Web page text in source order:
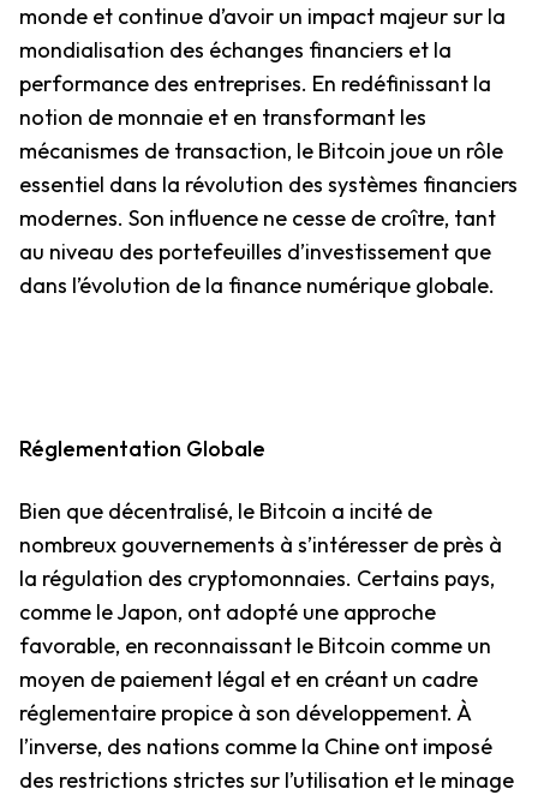
monde et continue d’avoir un impact majeur sur la
mondialisation des échanges financiers et la
performance des entreprises. En redéfinissant la
notion de monnaie et en transformant les
mécanismes de transaction, le Bitcoin joue un rôle
essentiel dans la révolution des systèmes financiers
modernes. Son influence ne cesse de croître, tant
au niveau des portefeuilles d’investissement que
dans l’évolution de la finance numérique globale.
Réglementation Globale
Bien que décentralisé, le Bitcoin a incité de
nombreux gouvernements à s’intéresser de près à
la régulation des cryptomonnaies. Certains pays,
comme le Japon, ont adopté une approche
favorable, en reconnaissant le Bitcoin comme un
moyen de paiement légal et en créant un cadre
réglementaire propice à son développement. À
l’inverse, des nations comme la Chine ont imposé
des restrictions strictes sur l’utilisation et le minage